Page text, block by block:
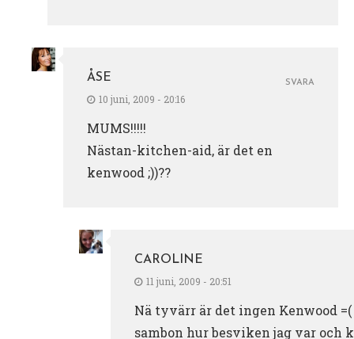
ÅSE
10 juni, 2009 - 20:16
MUMS!!!!!
Nästan-kitchen-aid, är det en
kenwood ;))??
SVARA
CAROLINE
11 juni, 2009 - 20:51
Nä tyvärr är det ingen Kenwood
sambon hur besviken jag var